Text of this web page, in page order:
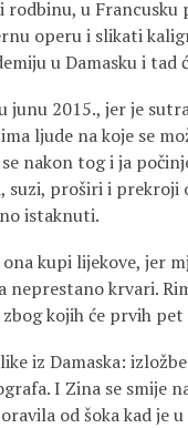
u
operu i slikati
u Damasku i tad
junu 2015., jer je
ljude na koje se
nakon tog i ja
suzi, proširi i
istaknuti.
kupi lijekove, jer
neprestano krvari.
kojih će prvih
iz Damaska:
I Zina se smije
od šoka kad